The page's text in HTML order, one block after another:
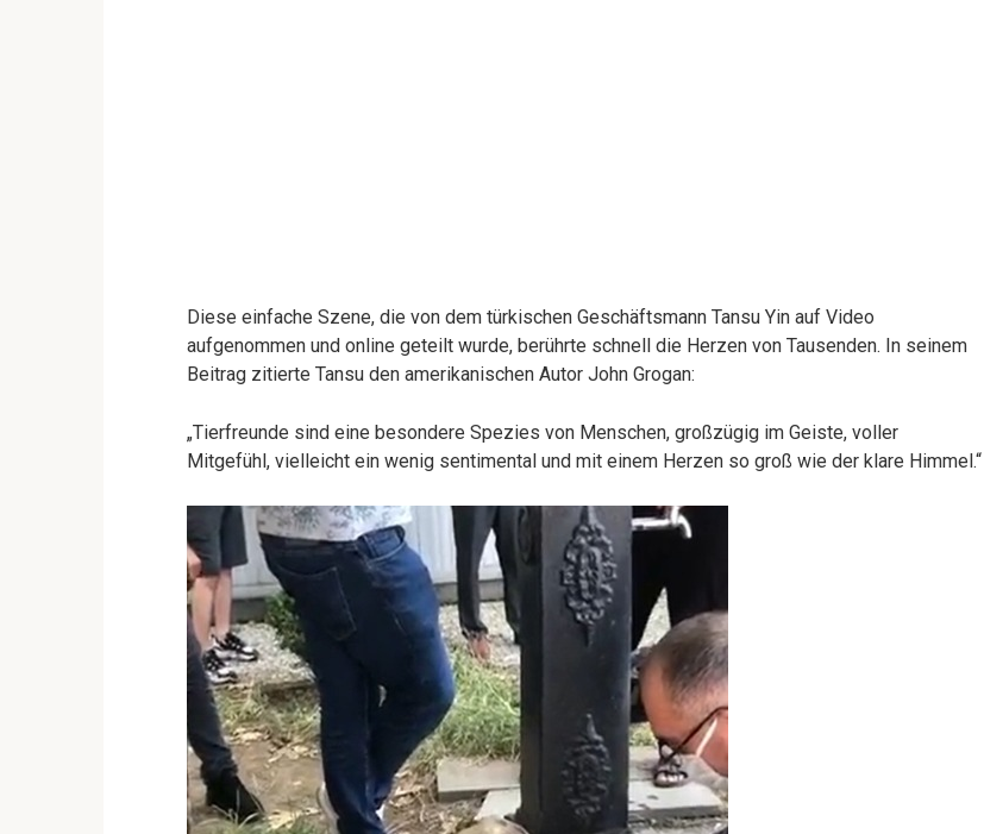
Diese einfache Szene, die von dem türkischen Geschäftsmann Tansu Yin auf Video
aufgenommen und online geteilt wurde, berührte schnell die Herzen von Tausenden. In seinem
Beitrag zitierte Tansu den amerikanischen Autor John Grogan:
„Tierfreunde sind eine besondere Spezies von Menschen, großzügig im Geiste, voller
Mitgefühl, vielleicht ein wenig sentimental und mit einem Herzen so groß wie der klare Himmel.“